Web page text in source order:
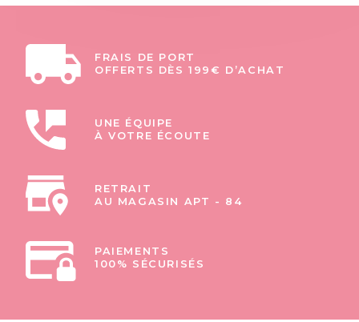
FRAIS DE PORT
OFFERTS DÈS 199€ D’ACHAT
UNE ÉQUIPE
À VOTRE ÉCOUTE
RETRAIT
AU MAGASIN APT - 84
PAIEMENTS
100% SÉCURISÉS